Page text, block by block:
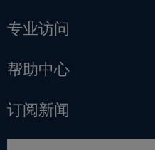
专业访问
帮助中心
订阅新闻